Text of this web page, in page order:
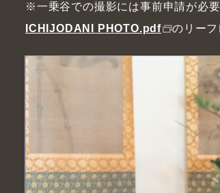
※一乗谷での撮影には事前申請が必
ICHIJODANI PHOTO.pdf
のリーフ